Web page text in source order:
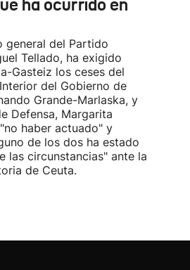
ha ocurrido en
general del Partido
Tellado, ha exigido
Gasteiz los ceses del
del Gobierno de
Grande-Marlaska, y
Defensa, Margarita
haber actuado" y
de los dos ha estado
las circunstancias" ante la
de Ceuta.